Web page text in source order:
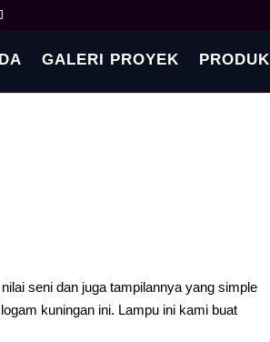
GALERI PROYEK PRODUK
seni dan juga tampilannya yang simple
kuningan ini. Lampu ini kami buat